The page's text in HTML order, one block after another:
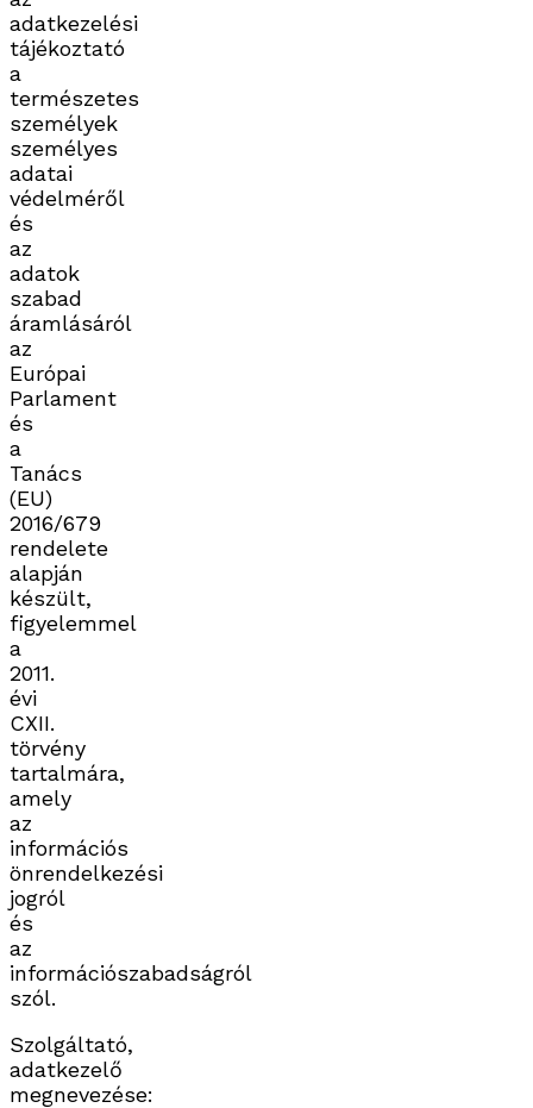
adatkezelési
tájékoztató
a
természetes
személyek
személyes
adatai
védelméről
és
az
adatok
szabad
áramlásáról
az
Európai
Parlament
és
a
Tanács
(EU)
2016/679
rendelete
alapján
készült,
figyelemmel
a
2011.
évi
CXII.
törvény
tartalmára,
amely
az
információs
önrendelkezési
jogról
és
az
információszabadságról
szól.
Szolgáltató,
adatkezelő
megnevezése: